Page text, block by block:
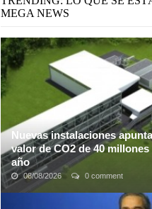
MEGA NEWS
Nuevas instalaciones
valor de CO2 de 40
año
08/08/2026 0 comment
Una startup canadiense llamada
dice que ha asegurado los fondos